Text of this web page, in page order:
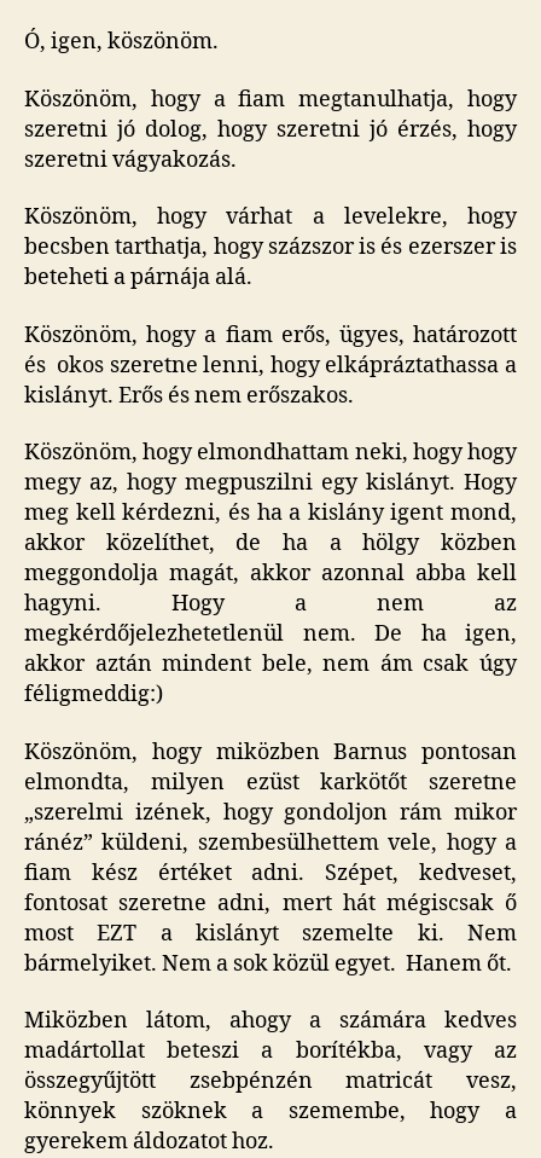
Ó, igen, köszönöm.
Köszönöm, hogy a fiam megtanulhatja, hogy
szeretni jó dolog, hogy szeretni jó érzés, hogy
szeretni vágyakozás.
Köszönöm, hogy várhat a levelekre, hogy
becsben tarthatja, hogy százszor is és ezerszer is
beteheti a párnája alá.
Köszönöm, hogy a fiam erős, ügyes, határozott
és okos szeretne lenni, hogy elkápráztathassa a
kislányt. Erős és nem erőszakos.
Köszönöm, hogy elmondhattam neki, hogy hogy
megy az, hogy megpuszilni egy kislányt. Hogy
meg kell kérdezni, és ha a kislány igent mond,
akkor közelíthet, de ha a hölgy közben
meggondolja magát, akkor azonnal abba kell
hagyni. Hogy a nem az
megkérdőjelezhetetlenül nem. De ha igen,
akkor aztán mindent bele, nem ám csak úgy
féligmeddig:)
Köszönöm, hogy miközben Barnus pontosan
elmondta, milyen ezüst karkötőt szeretne
„szerelmi izének, hogy gondoljon rám mikor
ránéz” küldeni, szembesülhettem vele, hogy a
fiam kész értéket adni. Szépet, kedveset,
fontosat szeretne adni, mert hát mégiscsak ő
most EZT a kislányt szemelte ki. Nem
bármelyiket. Nem a sok közül egyet. Hanem őt.
Miközben látom, ahogy a számára kedves
madártollat beteszi a borítékba, vagy az
összegyűjtött zsebpénzén matricát vesz,
könnyek szöknek a szemembe, hogy a
gyerekem áldozatot hoz.